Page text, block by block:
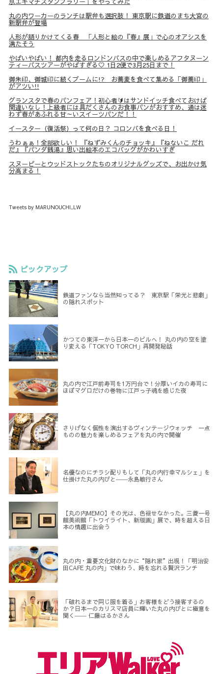
丸の内ワーカーのランチは駅弁も選択肢！ 東京駅に鉄道のまち大宮の
新駅弁が登場
人形が語りかけてくる春 「人形と絵の『春』展」で心のオアシスを
満たそう
やばいやばい！ 都内を走るロンドンバスの中で楽しめるアフタヌーン
ティーバスツアーがやばすぎる♡ 1日2便で3月25日まで！
御朱印、御城印に続くブームに!? お蕎麦を食べて集める「御蕎印」
がアツい!!
グランスタで春のパンフェア！初心者🔰はサンドイッチ食べておけば
間違いなし！上級者には具だくさんのお食事パンがおすすめ、通は迷
わず春があふれる甘～いスイーツパンだ！！
イースター（復活祭）って何の日？ コロンバを食べる日！
うわぁぁ！全部欲しい！ 『ねずみくんのチョッキ』『ねないこ だれ
だ』『パンダ銭湯』思い出絵本のエコバッグがかわいすぎ
スヌーピーとウッドストックたちのオリジナルグッズで、お出かけ気
分高まる！
Tweets by MARUNOUCHI_LW
ピックアップ
鉄道ファンなら当然知ってる？ 東京駅「栄光と悲劇」
の隠れスポット
かつての東洋一から日本一のビルへ！ 丸の内の空を塗
り変える「TOKYO TORCH」再開発秘話
丸の内で江戸前寿司を1万円台で！分厚いイカの寿司に
ほぼマグロだけの巻物に江戸っ子魂を感じた夜
さりげなく個性を演出するヴィンテージウォッチ 一点
ものの魅力を楽しめるフェアを丸の内で開催
名優なのにチラシ配りもして「丸の内行幸マルシェ」を
仕掛けた丸の内びと――永島敏行さん
【丸の内MEMO】その光は、色褪せなかった。三菱一号
館美術館「トワイライト、新版画」展で、時を超える日
本の情趣に出会う
丸の内・重要文化財のなかに“隠れ家”出現！「明治安
田CAFE 丸の内」で味わう、時を忘れる贅沢ランチ
「破れるまで同じ服を着る」お客様をどう接客するの
か？日本一のカリスマ店員に輝いた丸の内びとに極意を
聞く―― 仁藤はるかさん